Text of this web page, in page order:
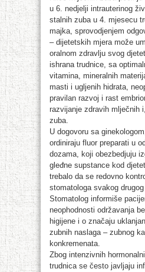
u 6. nedjelji intrauterinog
stalnih zuba u 4. mjesecu
majka, sprovodjenjem
– dijetetskih mjera može
oralnom zdravlju svog
ishrana trudnice, sa
vitamina, mineralnih
masti i ugljenih hidrata,
pravilan razvoj i rast
razvijanje zdravih mlječnih
zuba.
U dogovoru sa
ordiniraju fluor preparati u
dozama, koji obezbedjuju
gleđne supstance kod
trebalo da se redovno
stomatologa svakog
Stomatolog informiše
neophodnosti održavanja
higijene i o značaju
zubnih naslaga – zubnog
konkremenata.
Zbog intenzivnih
trudnica se često javljaju